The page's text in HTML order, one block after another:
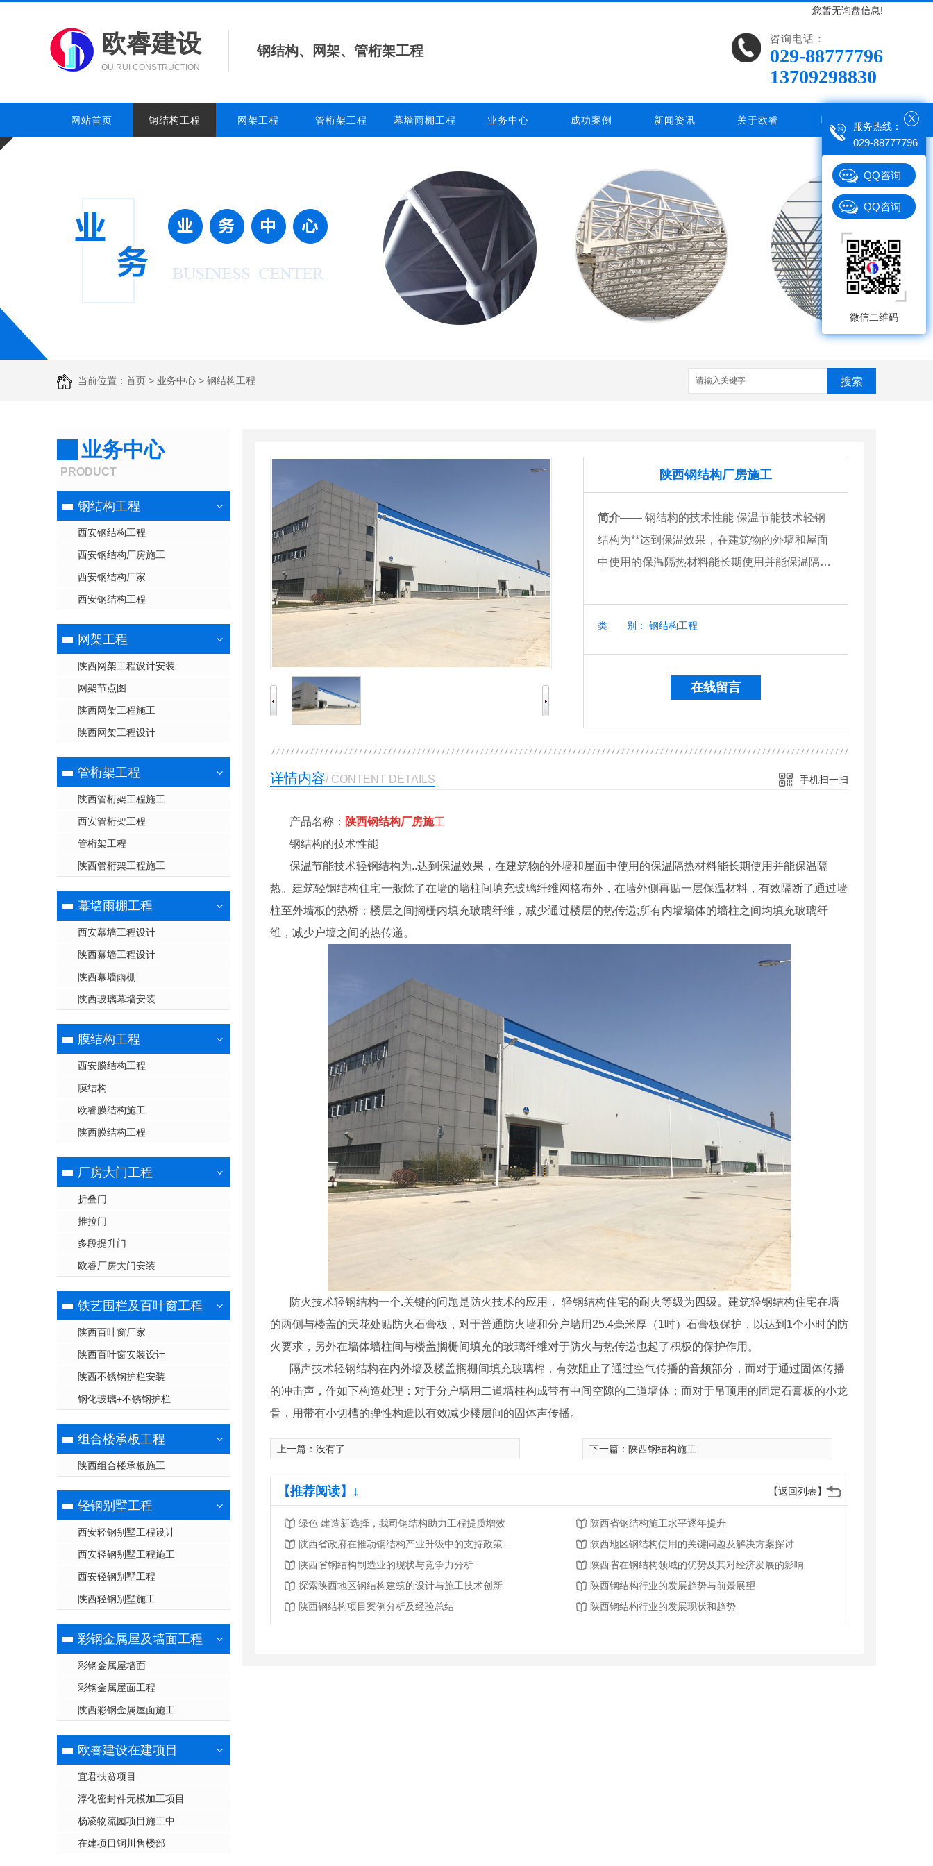
欧睿建设
OU RUI CONSTRUCTION
钢结构、网架、管桁架工程
咨询电话：
029-88777796
13709298830
您暂无询盘信息!
网站首页 钢结构工程 网架工程 管桁架工程 幕墙雨棚工程 业务中心 成功案例 新闻资讯 关于欧睿 联系欧睿
当前位置： 首页 > 业务中心 > 钢结构工程 搜索
业务中心
PRODUCT
钢结构工程
西安钢结构工程
西安钢结构厂房施工
西安钢结构厂家
西安钢结构工程
网架工程
陕西网架工程设计安装
网架节点图
陕西网架工程施工
陕西网架工程设计
管桁架工程
陕西管桁架工程施工
西安管桁架工程
管桁架工程
陕西管桁架工程施工
幕墙雨棚工程
西安幕墙工程设计
陕西幕墙工程设计
陕西幕墙雨棚
陕西玻璃幕墙安装
膜结构工程
西安膜结构工程
膜结构
欧睿膜结构施工
陕西膜结构工程
厂房大门工程
折叠门
推拉门
多段提升门
欧睿厂房大门安装
铁艺围栏及百叶窗工程
陕西百叶窗厂家
陕西百叶窗安装设计
陕西不锈钢护栏安装
钢化玻璃+不锈钢护栏
组合楼承板工程
陕西组合楼承板施工
轻钢别墅工程
西安轻钢别墅工程设计
西安轻钢别墅工程施工
西安轻钢别墅工程
陕西轻钢别墅施工
彩钢金属屋及墙面工程
彩钢金属屋墙面
彩钢金属屋面工程
陕西彩钢金属屋面施工
欧睿建设在建项目
宜君扶贫项目
淳化密封件无模加工项目
杨凌物流园项目施工中
在建项目铜川售楼部
陕西钢结构厂房施工
简介—— 钢结构的技术性能 保温节能技术轻钢
结构为**达到保温效果，在建筑物的外墙和屋面
中使用的保温隔热材料能长期使用并能保温隔…
类 别： 钢结构工程
在线留言
详情内容/ CONTENT DETAILS 手机扫一扫
产品名称： 陕西钢结构厂房施工
钢结构的技术性能
保温节能技术轻钢结构为..达到保温效果，在建筑物的外墙和屋面中使用的保温隔热材料能长期使用并能保温隔
热。建筑轻钢结构住宅一般除了在墙的墙柱间填充玻璃纤维网格布外，在墙外侧再贴一层保温材料，有效隔断了通过墙
柱至外墙板的热桥；楼层之间搁栅内填充玻璃纤维，减少通过楼层的热传递;所有内墙墙体的墙柱之间均填充玻璃纤
维，减少户墙之间的热传递。
防火技术轻钢结构一个.关键的问题是防火技术的应用， 轻钢结构住宅的耐火等级为四级。建筑轻钢结构住宅在墙
的两侧与楼盖的天花处贴防火石膏板，对于普通防火墙和分户墙用25.4毫米厚（1吋）石膏板保护，以达到1个小时的防
火要求，另外在墙体墙柱间与楼盖搁栅间填充的玻璃纤维对于防火与热传递也起了积极的保护作用。
隔声技术轻钢结构在内外墙及楼盖搁栅间填充玻璃棉，有效阻止了通过空气传播的音频部分，而对于通过固体传播
的冲击声，作如下构造处理：对于分户墙用二道墙柱构成带有中间空隙的二道墙体；而对于吊顶用的固定石膏板的小龙
骨，用带有小切槽的弹性构造以有效减少楼层间的固体声传播。
上一篇：没有了 下一篇： 陕西钢结构施工
【返回列表】
【推荐阅读】↓
绿色 建造新选择，我司钢结构助力工程提质增效
陕西省钢结构施工水平逐年提升
陕西地区钢结构使用的关键问题及解决方案探讨
陕西省钢结构制造业的现状与竞争力分析
陕西省在钢结构领域的优势及其对经济发展的影响
探索陕西地区钢结构建筑的设计与施工技术创新
陕西钢结构行业的发展趋势与前景展望
陕西钢结构项目案例分析及经验总结
陕西钢结构行业的发展现状和趋势
X
服务热线：
029-88777796
QQ咨询
QQ咨询
微信二维码